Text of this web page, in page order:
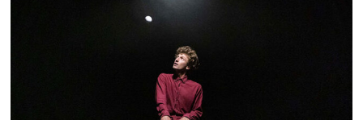
Au croisement du cirque, du théâtre physique et de la composition
repères et interroge l’érosion de notre nature humaine, rendant visible
La scénographie, évocatrice d’une grandeur passée figée, devient un
personnage à part entière : elle enferme, impose, mais laisse apparaître
des interstices de liberté. Huit individus que tout sépare y forment une